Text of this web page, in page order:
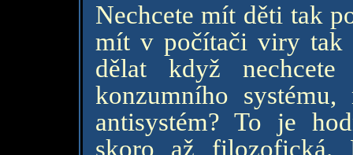
Nechcete mít děti tak
mít v počítači viry tak
dělat když
konzumního
antisystém? To je
skoro až filozofická.